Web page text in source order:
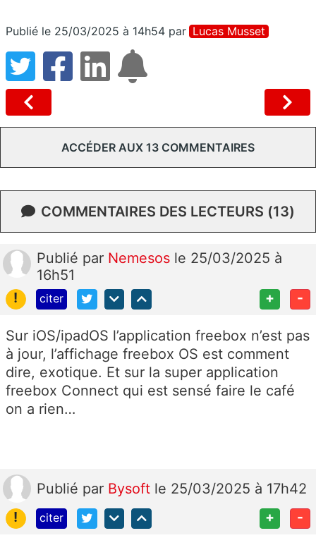
Publié le 25/03/2025 à 14h54 par Lucas Musset
ACCÉDER AUX 13 COMMENTAIRES
COMMENTAIRES DES LECTEURS (13)
Publié par Nemesos le 25/03/2025 à
16h51
!
citer + -
Sur iOS/ipadOS l’application freebox n’est pas
à jour, l’affichage freebox OS est comment
dire, exotique. Et sur la super application
freebox Connect qui est sensé faire le café
on a rien…
Publié par Bysoft le 25/03/2025 à 17h42
!
citer + -